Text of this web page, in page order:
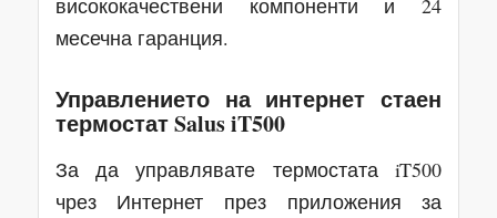
висококачествени компоненти и 24
месечна гаранция.
Управлението на интернет стаен
термостат Salus iT500
За да управлявате термостата iT500
чрез Интернет през приложения за